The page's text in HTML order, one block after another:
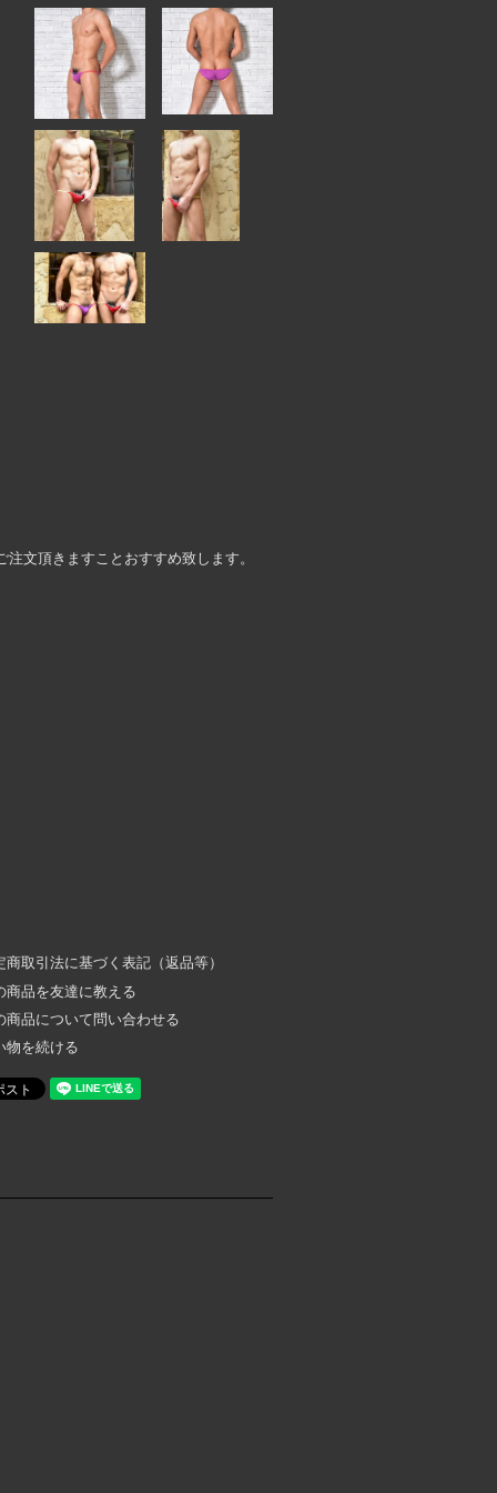
文頂きますことおすすめ致します。
商取引法に基づく表記（返品等）
商品を友達に教える
商品について問い合わせる
物を続ける